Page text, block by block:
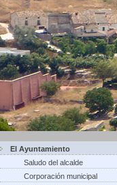
El Ayuntamiento
Saludo del alcalde
Corporación municipal